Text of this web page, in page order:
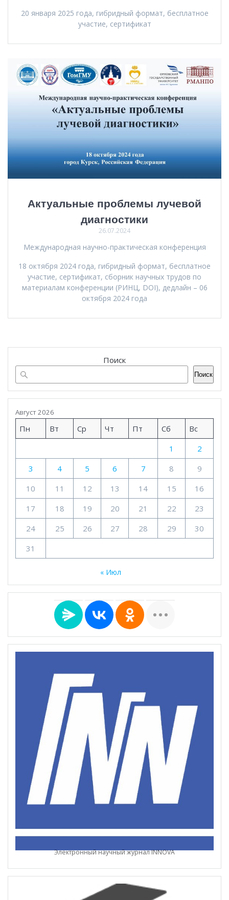
20 января 2025 года, гибридный формат, бесплатное
участие, сертификат
Актуальные проблемы лучевой
диагностики
26.07.2024
Международная научно-практическая конференция
18 октября 2024 года, гибридный формат, бесплатное
участие, сертификат, сборник научных трудов по
материалам конференции (РИНЦ, DOI), дедлайн – 06
октября 2024 года
Поиск
Поиск
Август 2026
Пн Вт Ср Чт Пт Сб
Вс
1
2
3
4 5 6 7 8
9
10
11 12 13 14 15
16
17
18 19 20 21 22
23
24
25 26 27 28 29
30
31
« Июл
Электронный научный журнал INNOVA